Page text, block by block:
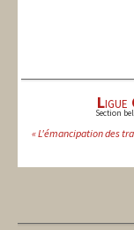
Ligue
Section
« L'émancipation des